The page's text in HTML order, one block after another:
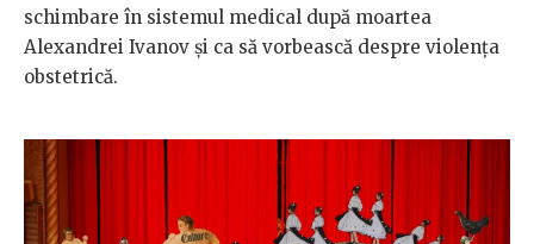
schimbare în sistemul medical după moartea
Alexandrei Ivanov și ca să vorbească despre violența
obstetrică.